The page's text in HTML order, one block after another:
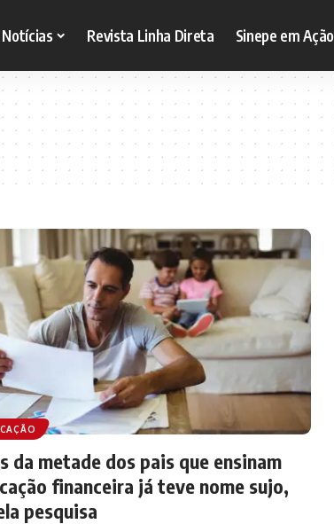
Notícias Revista Linha Direta Sinepe em Ação
da metade dos pais que ensinam
financeira já teve nome sujo,
pesquisa